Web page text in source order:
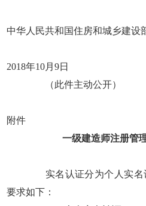
中华人民共和国住房和城乡建设
2018年10月9日
（此件主动公开）
附件
一级建造师注册管
实名认证分为个人实名
要求如下：